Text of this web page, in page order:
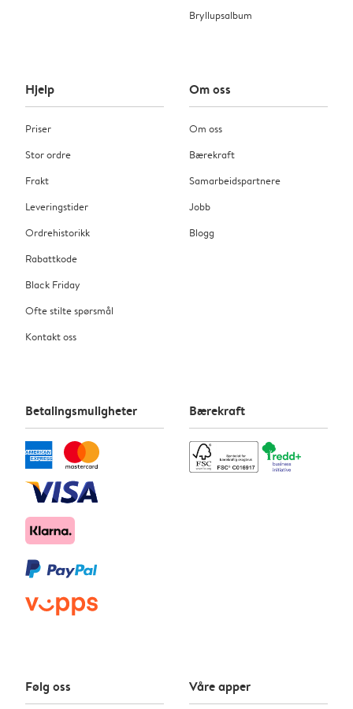
Bryllupsalbum
Hjelp
Priser
Stor ordre
Frakt
Leveringstider
Ordrehistorikk
Rabattkode
Black Friday
Ofte stilte spørsmål
Kontakt oss
Om oss
Om oss
Bærekraft
Samarbeidspartnere
Jobb
Blogg
Betalingsmuligheter Bærekraft
Følg oss Våre apper